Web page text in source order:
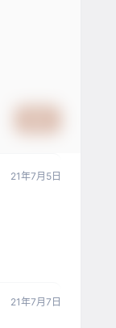
21年7月5日
21年7月7日